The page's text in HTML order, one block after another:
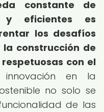
constante de
y eficientes es
los desafíos
construcción de
con el
en la
no solo se
de las